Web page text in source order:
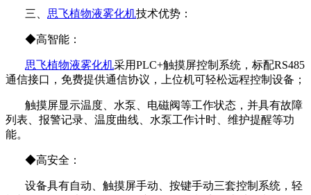
三、 思飞植物液雾化机技术优势：
◆高智能：
思飞植物液雾化机采用PLC+触摸屏控制系统，标配RS485
通信接口，免费提供通信协议，上位机可轻松远程控制设备；
触摸屏显示温度、水泵、电磁阀等工作状态，并具有故障
列表、报警记录、温度曲线、水泵工作计时、维护提醒等功
能。
◆高安全：
设备具有自动、触摸屏手动、按键手动三套控制系统，轻